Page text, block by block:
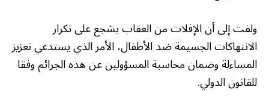
ولفت إلى أن الإفلات من العقاب يشجع على تكرار
الانتهاكات الجسيمة ضد الأطفال، الأمر الذي يستدعي تعزيز
المساءلة وضمان محاسبة المسؤولين عن هذه الجرائم وفقا
للقانون الدولي.